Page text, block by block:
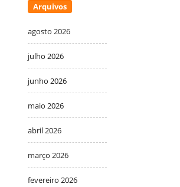
Arquivos
agosto 2026
julho 2026
junho 2026
maio 2026
abril 2026
março 2026
fevereiro 2026